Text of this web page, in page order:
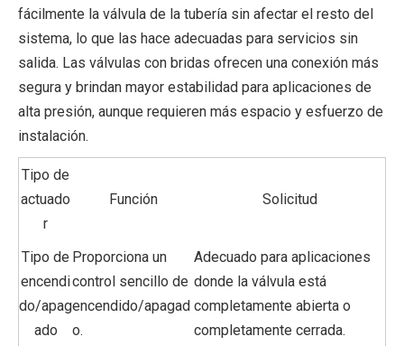
fácilmente la válvula de la tubería sin afectar el resto del
sistema, lo que las hace adecuadas para servicios sin
salida. Las válvulas con bridas ofrecen una conexión más
segura y brindan mayor estabilidad para aplicaciones de
alta presión, aunque requieren más espacio y esfuerzo de
instalación.
Tipo de
actuado
r
Función Solicitud
Tipo de
encendi
do/apag
ado
Proporciona un
control sencillo de
encendido/apagad
o.
Adecuado para aplicaciones
donde la válvula está
completamente abierta o
completamente cerrada.